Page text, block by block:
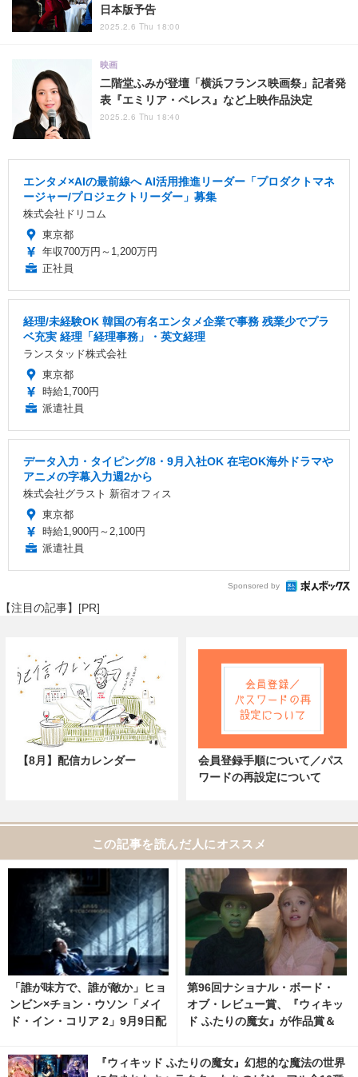
日本版予告
2025.2.6 Thu 18:00
二階堂ふみが登壇「横浜フランス映画祭」記者発
表『エミリア・ペレス』など上映作品決定
映画
2025.2.6 Thu 18:40
エンタメ×AIの最前線へ AI活用推進リーダー「プロダクトマネ
ージャー/プロジェクトリーダー」募集
株式会社ドリコム
東京都
年収700万円～1,200万円
正社員
経理/未経験OK 韓国の有名エンタメ企業で事務 残業少でプラ
ベ充実 経理「経理事務」・英文経理
ランスタッド株式会社
東京都
時給1,700円
派遣社員
データ入力・タイピング/8・9月入社OK 在宅OK海外ドラマや
アニメの字幕入力週2から
株式会社グラスト 新宿オフィス
東京都
時給1,900円～2,100円
派遣社員
Sponsored by
【注目の記事】[PR]
【8月】配信カレンダー
会員登録手順について／パス
ワードの再設定について
この記事を読んだ人にオススメ
「誰が味方で、誰が敵か」ヒョ
ンビン×チョン・ウソン「メイ
ド・イン・コリア 2」9月9日配
第96回ナショナル・ボード・
オブ・レビュー賞、『ウィキッ
ド ふたりの魔女』が作品賞＆
『ウィキッド ふたりの魔女』幻想的な魔法の世界